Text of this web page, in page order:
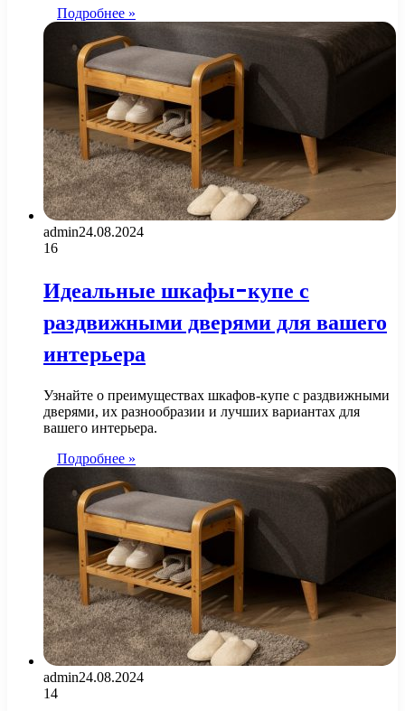
Подробнее »
admin24.08.2024
16
Идеальные шкафы-купе с
раздвижными дверями для вашего
интерьера
Узнайте о преимуществах шкафов-купе с раздвижными
дверями, их разнообразии и лучших вариантах для
вашего интерьера.
Подробнее »
admin24.08.2024
14